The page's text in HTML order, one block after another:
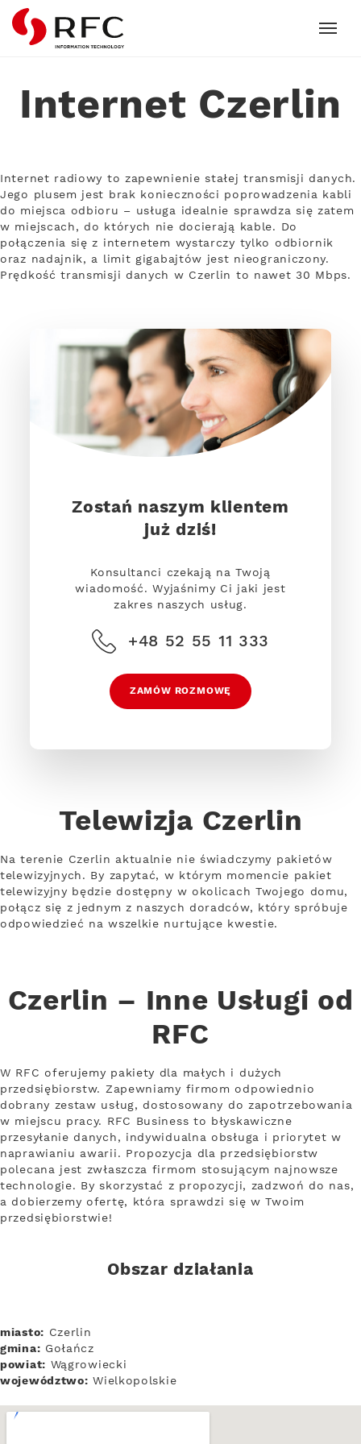
RFC
Internet Czerlin
Internet radiowy to zapewnienie stałej transmisji danych.
Jego plusem jest brak konieczności poprowadzenia kabli
do miejsca odbioru – usługa idealnie sprawdza się zatem
w miejscach, do których nie docierają kable. Do
połączenia się z internetem wystarczy tylko odbiornik
oraz nadajnik, a limit gigabajtów jest nieograniczony.
Prędkość transmisji danych w Czerlin to nawet 30 Mbps.
Zostań naszym klientem
już dziś!
Konsultanci czekają na Twoją
wiadomość. Wyjaśnimy Ci jaki jest
zakres naszych usług.
+48 52 55 11 333
ZAMÓW ROZMOWĘ
Telewizja Czerlin
Na terenie Czerlin aktualnie nie świadczymy pakietów
telewizyjnych. By zapytać, w którym momencie pakiet
telewizyjny będzie dostępny w okolicach Twojego domu,
połącz się z jednym z naszych doradców, który spróbuje
odpowiedzieć na wszelkie nurtujące kwestie.
Czerlin – Inne Usługi od
RFC
W RFC oferujemy pakiety dla małych i dużych
przedsiębiorstw. Zapewniamy firmom odpowiednio
dobrany zestaw usług, dostosowany do zapotrzebowania
w miejscu pracy. RFC Business to błyskawiczne
przesyłanie danych, indywidualna obsługa i priorytet w
naprawianiu awarii. Propozycja dla przedsiębiorstw
polecana jest zwłaszcza firmom stosującym najnowsze
technologie. By skorzystać z propozycji, zadzwoń do nas,
a dobierzemy ofertę, która sprawdzi się w Twoim
przedsiębiorstwie!
Obszar działania
miasto: Czerlin
gmina: Gołańcz
powiat: Wągrowiecki
województwo: Wielkopolskie